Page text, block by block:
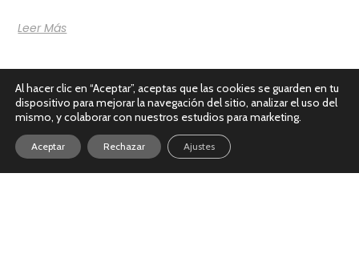
Leer Más
Al hacer clic en “Aceptar”, aceptas que las cookies se guarden en tu
dispositivo para mejorar la navegación del sitio, analizar el uso del
mismo, y colaborar con nuestros estudios para marketing.
Aceptar Rechazar Ajustes